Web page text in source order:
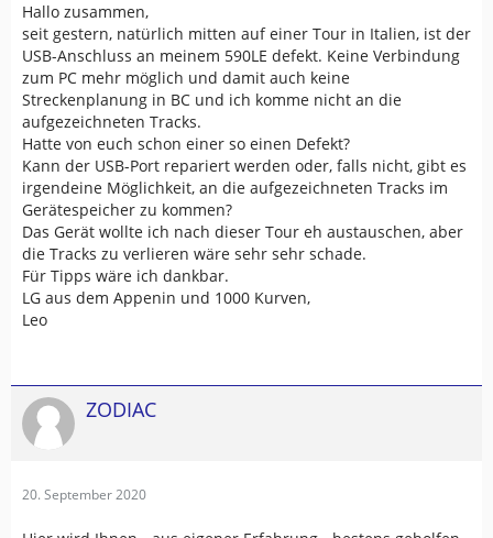
Hallo zusammen,
seit gestern, natürlich mitten auf einer Tour in Italien, ist der
USB-Anschluss an meinem 590LE defekt. Keine Verbindung
zum PC mehr möglich und damit auch keine
Streckenplanung in BC und ich komme nicht an die
aufgezeichneten Tracks.
Hatte von euch schon einer so einen Defekt?
Kann der USB-Port repariert werden oder, falls nicht, gibt es
irgendeine Möglichkeit, an die aufgezeichneten Tracks im
Gerätespeicher zu kommen?
Das Gerät wollte ich nach dieser Tour eh austauschen, aber
die Tracks zu verlieren wäre sehr sehr schade.
Für Tipps wäre ich dankbar.
LG aus dem Appenin und 1000 Kurven,
Leo
ZODIAC
20. September 2020